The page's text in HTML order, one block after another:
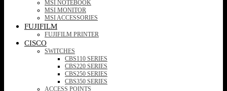
MSI NOTEBOOK
MSI MONITOR
MSI ACCESSORIES
FUJIFILM
FUJIFILM PRINTER
CISCO
SWITCHES
CBS110 SERIES
CBS220 SERIES
CBS250 SERIES
CBS350 SERIES
ACCESS POINTS